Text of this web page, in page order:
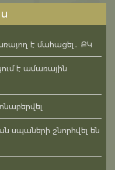
է մահացել․ ՔԿ
է ամառային
սպաների շնորհվել են